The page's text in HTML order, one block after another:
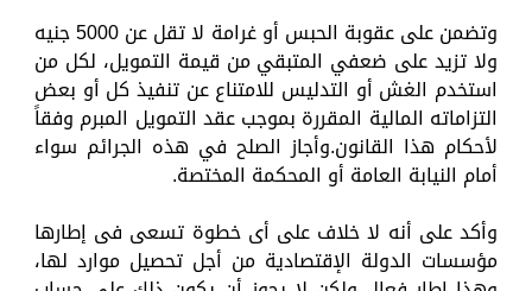
وتضمن على عقوبة الحبس أو غرامة لا تقل عن 5000 جنيه
ولا تزيد على ضعفي المتبقي من قيمة التمويل، لكل من
استخدم الغش أو التدليس للامتناع عن تنفيذ كل أو بعض
التزاماته المالية المقررة بموجب عقد التمويل المبرم وفقاً
لأحكام هذا القانون.وأجاز الصلح في هذه الجرائم سواء
أمام النيابة العامة أو المحكمة المختصة.
وأكد على أنه لا خلاف على أى خطوة تسعى فى إطارها
مؤسسات الدولة الإقتصادية من أجل تحصيل موارد لها،